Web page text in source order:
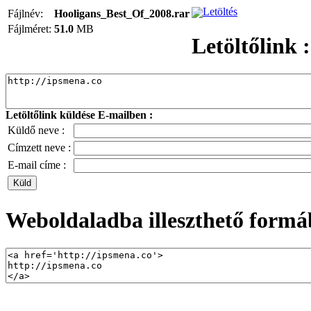
Fájlnév:
Hooligans_Best_Of_2008.rar
Fájlméret: 51.0 MB
Letöltés
Letöltőlink :
Letöltőlink küldése E-mailben :
Küldő neve :
Címzett neve :
E-mail címe :
Weboldaladba illeszthető